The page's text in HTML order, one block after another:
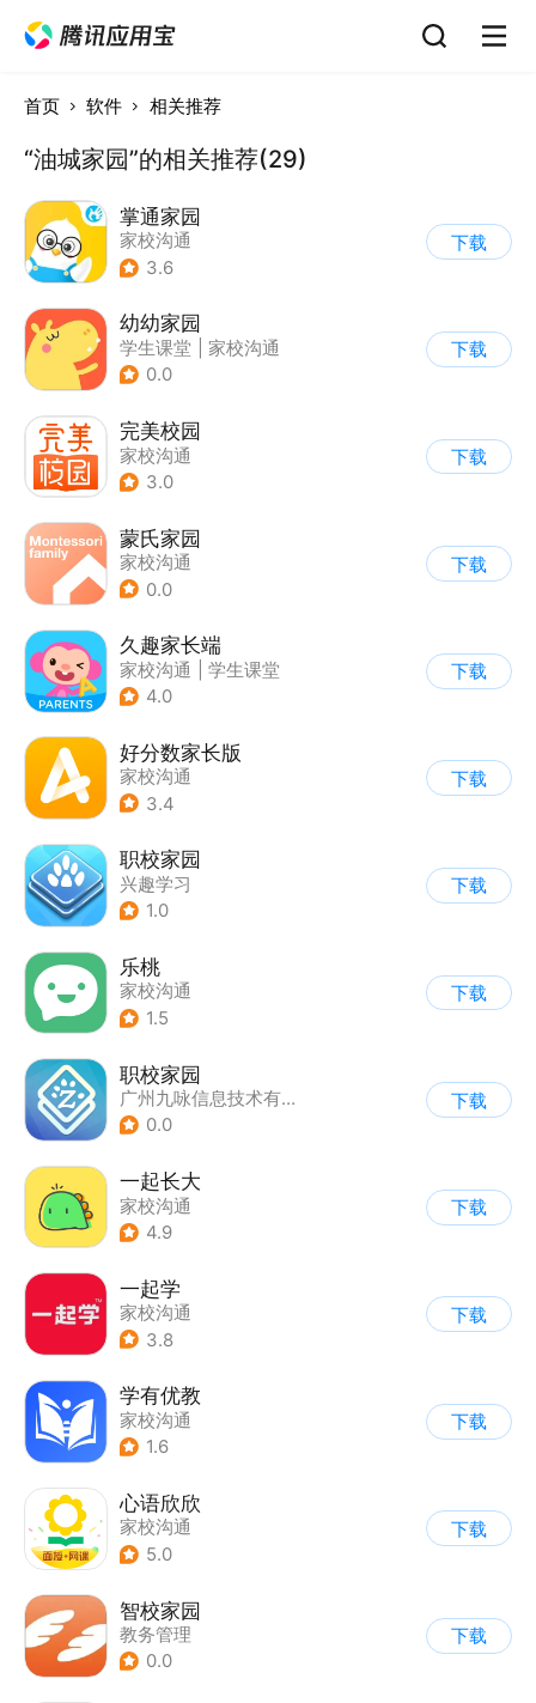
首页 软件 相关推荐
“油城家园”的相关推荐(29)
掌通家园
家校沟通
3.6
下载
幼幼家园
学生课堂
家校沟通
0.0
下载
完美校园
家校沟通
3.0
下载
蒙氏家园
家校沟通
0.0
下载
久趣家长端
家校沟通
学生课堂
4.0
下载
好分数家长版
家校沟通
3.4
下载
职校家园
兴趣学习
1.0
下载
乐桃
家校沟通
1.5
下载
职校家园
广州九咏信息技术有限公司
0.0
下载
一起长大
家校沟通
4.9
下载
一起学
家校沟通
3.8
下载
学有优教
家校沟通
1.6
下载
心语欣欣
家校沟通
5.0
下载
智校家园
教务管理
0.0
下载